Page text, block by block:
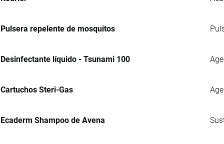
Pulsera repelente de mosquitos
Desinfectante líquido - Tsunami 100
Cartuchos Steri-Gas
Ecaderm Shampoo de Avena